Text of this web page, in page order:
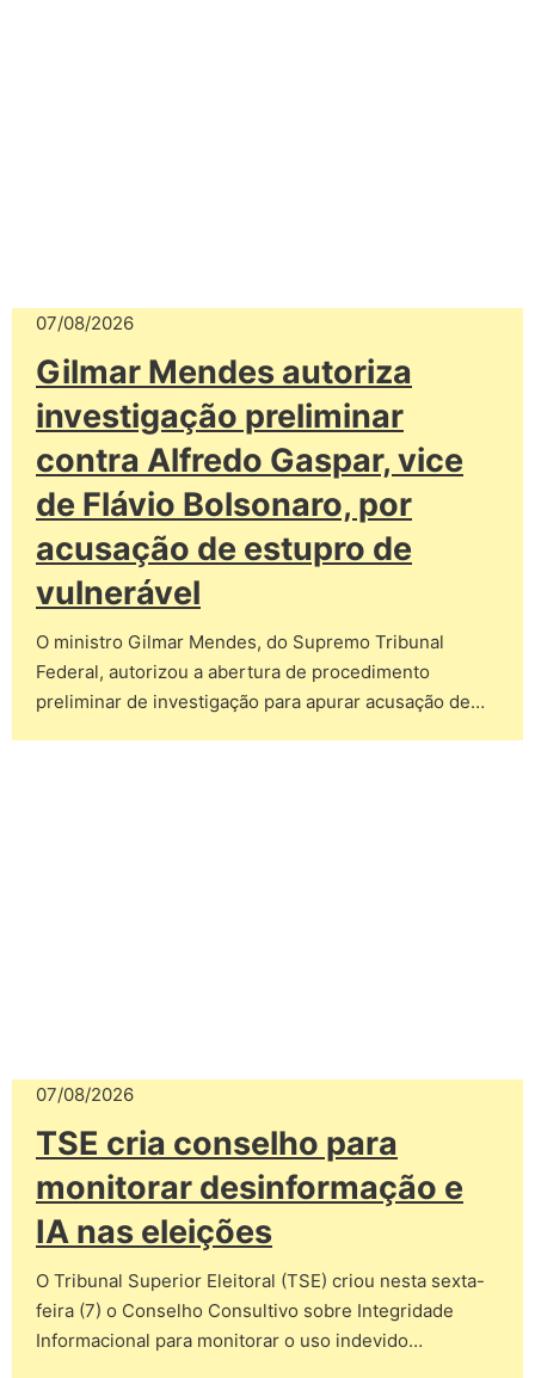
07/08/2026
Gilmar Mendes autoriza
investigação preliminar
contra Alfredo Gaspar, vice
de Flávio Bolsonaro, por
acusação de estupro de
vulnerável
O ministro Gilmar Mendes, do Supremo Tribunal
Federal, autorizou a abertura de procedimento
preliminar de investigação para apurar acusação de…
07/08/2026
TSE cria conselho para
monitorar desinformação e
IA nas eleições
O Tribunal Superior Eleitoral (TSE) criou nesta sexta-
feira (7) o Conselho Consultivo sobre Integridade
Informacional para monitorar o uso indevido…